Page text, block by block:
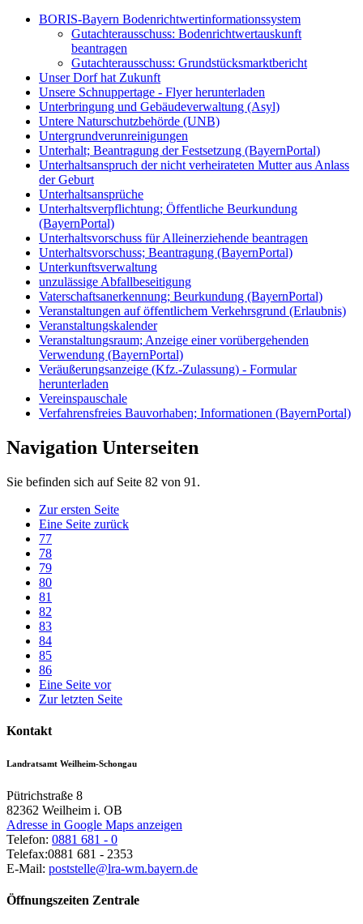
BORIS-Bayern Bodenrichtwertinformationssystem
Gutachterausschuss: Bodenrichtwertauskunft
beantragen
Gutachterausschuss: Grundstücksmarktbericht
Unser Dorf hat Zukunft
Unsere Schnuppertage - Flyer herunterladen
Unterbringung und Gebäudeverwaltung (Asyl)
Untere Naturschutzbehörde (UNB)
Untergrundverunreinigungen
Unterhalt; Beantragung der Festsetzung (BayernPortal)
Unterhaltsanspruch der nicht verheirateten Mutter aus Anlass
der Geburt
Unterhaltsansprüche
Unterhaltsverpflichtung; Öffentliche Beurkundung
(BayernPortal)
Unterhaltsvorschuss für Alleinerziehende beantragen
Unterhaltsvorschuss; Beantragung (BayernPortal)
Unterkunftsverwaltung
unzulässige Abfallbeseitigung
Vaterschaftsanerkennung; Beurkundung (BayernPortal)
Veranstaltungen auf öffentlichem Verkehrsgrund (Erlaubnis)
Veranstaltungskalender
Veranstaltungsraum; Anzeige einer vorübergehenden
Verwendung (BayernPortal)
Veräußerungsanzeige (Kfz.-Zulassung) - Formular
herunterladen
Vereinspauschale
Verfahrensfreies Bauvorhaben; Informationen (BayernPortal)
Navigation Unterseiten
Sie befinden sich auf Seite 82 von 91.
Zur ersten Seite
Eine Seite zurück
77
78
79
80
81
82
83
84
85
86
Eine Seite vor
Zur letzten Seite
Kontakt
Landratsamt Weilheim-Schongau
Pütrichstraße 8
82362 Weilheim i. OB
Adresse in Google Maps anzeigen
Telefon: 0881 681 - 0
Telefax:0881 681 - 2353
E-Mail: poststelle@lra-wm.bayern.de
Öffnungszeiten Zentrale